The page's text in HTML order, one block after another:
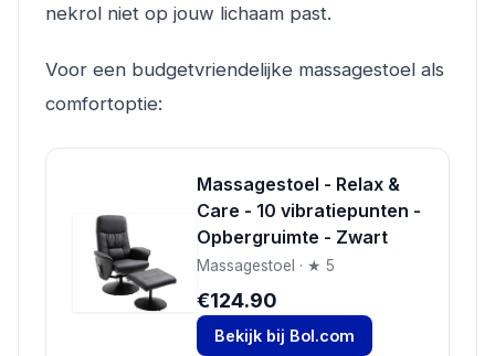
nekrol niet op jouw lichaam past.
Voor een budgetvriendelijke massagestoel als
comfortoptie:
Massagestoel - Relax &
Care - 10 vibratiepunten -
Opbergruimte - Zwart
Massagestoel · ★ 5
€124.90
Bekijk bij Bol.com